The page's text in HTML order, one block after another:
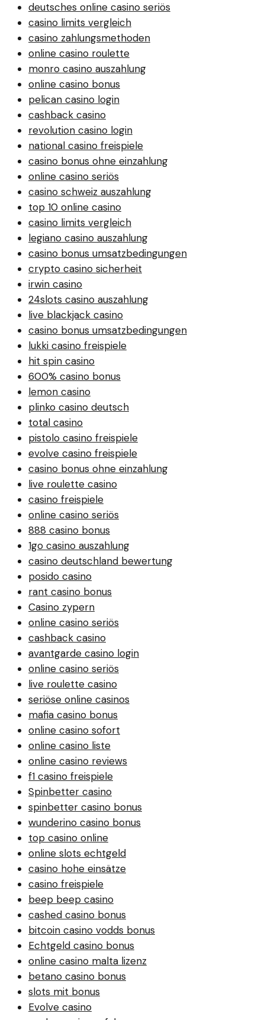
deutsches online casino seriös
casino limits vergleich
casino zahlungsmethoden
online casino roulette
monro casino auszahlung
online casino bonus
pelican casino login
cashback casino
revolution casino login
national casino freispiele
casino bonus ohne einzahlung
online casino seriös
casino schweiz auszahlung
top 10 online casino
casino limits vergleich
legiano casino auszahlung
casino bonus umsatzbedingungen
crypto casino sicherheit
irwin casino
24slots casino auszahlung
live blackjack casino
casino bonus umsatzbedingungen
lukki casino freispiele
hit spin casino
600% casino bonus
lemon casino
plinko casino deutsch
total casino
pistolo casino freispiele
evolve casino freispiele
casino bonus ohne einzahlung
live roulette casino
casino freispiele
online casino seriös
888 casino bonus
1go casino auszahlung
casino deutschland bewertung
posido casino
rant casino bonus
Casino zypern
online casino seriös
cashback casino
avantgarde casino login
online casino seriös
live roulette casino
seriöse online casinos
mafia casino bonus
online casino sofort
online casino liste
online casino reviews
f1 casino freispiele
Spinbetter casino
spinbetter casino bonus
wunderino casino bonus
top casino online
online slots echtgeld
casino hohe einsätze
casino freispiele
beep beep casino
cashed casino bonus
bitcoin casino vodds bonus
Echtgeld casino bonus
online casino malta lizenz
betano casino bonus
slots mit bonus
Evolve casino